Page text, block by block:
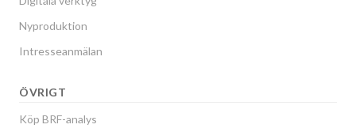
Nyproduktion
Intresseanmälan
ÖVRIGT
Köp BRF-analys